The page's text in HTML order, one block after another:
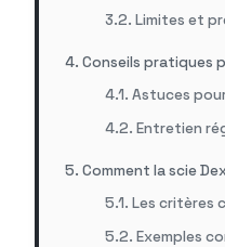
Limites et
Conseils pratiques
Astuces
Entretien
Comment la scie
Les critères
Exemples